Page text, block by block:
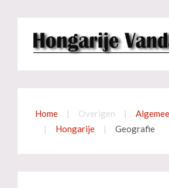
Home Overigen
Hongarije
Geografie